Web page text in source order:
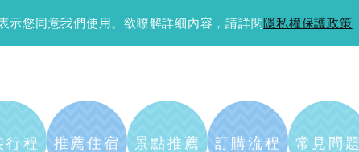
示您同意我們使用。欲瞭解詳細內容，請詳閱隱私權保護政策
行程 推薦住宿 景點推薦 訂購流程 常見問題